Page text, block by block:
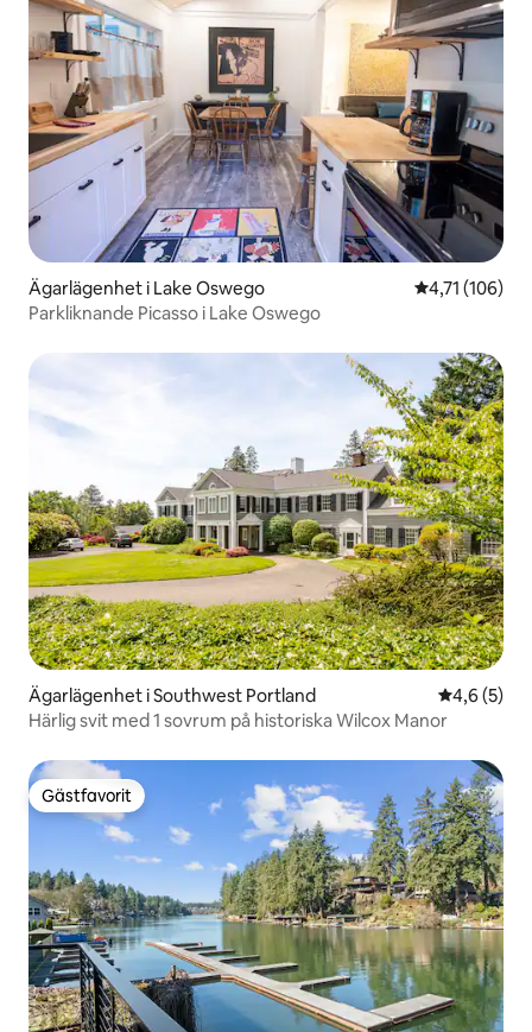
Ägarlägenhet i Lake Oswego 4,71 av 5 i
4,71 (106)
Parkliknande Picasso i Lake Oswego
Ägarlägenhet i Southwest Portland 4,6 av 5 i
4,6 (5)
Härlig svit med 1 sovrum på historiska Wilcox Manor
Gästfavorit
Gästfavorit